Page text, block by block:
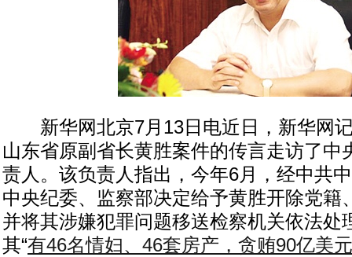
新华网北京7月13日电近日，新华网
山东省原副省长黄胜案件的传言走访了中
责人。该负责人指出，今年6月，经中共
中央纪委、监察部决定给予黄胜开除党籍
并将其涉嫌犯罪问题移送检察机关依法处
其“有46名情妇、46套房产，贪贿90亿美元